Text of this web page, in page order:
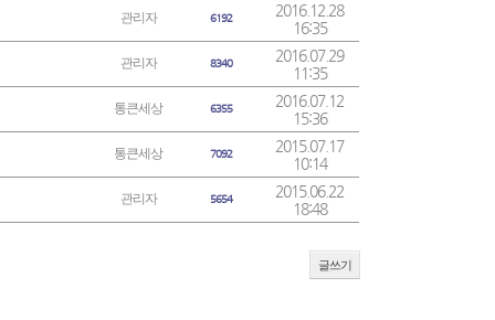
관리자 6192
2016.12.28
16:35
관리자 8340
2016.07.29
11:35
통큰세상 6355
2016.07.12
15:36
통큰세상 7092
2015.07.17
10:14
관리자 5654
2015.06.22
18:48
글쓰기